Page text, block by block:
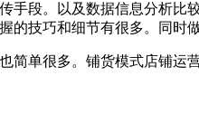
段。以及数据信息分析
技巧和细节有很多。同时
单很多。铺货模式店铺